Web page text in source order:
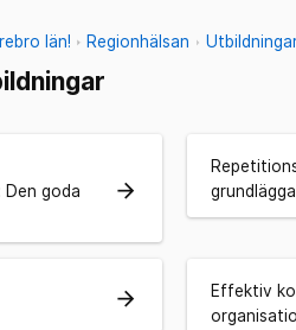
län! Regionhälsan
Den goda
arrow_forward
arrow_forward
Effektiv